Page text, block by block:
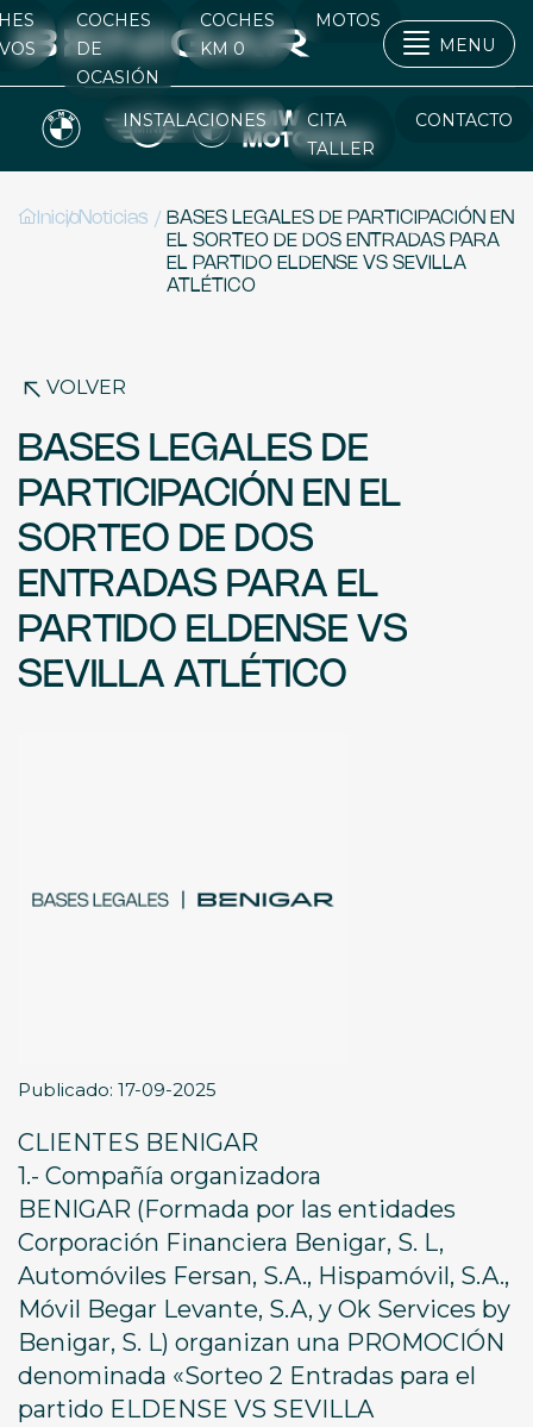
COCHES
DE
OCASIÓN
COCHES
KM 0
MOTOS
MENU
INSTALACIONES
CITA
TALLER
CONTACTO
Inicio
/ Noticias / BASES LEGALES DE PARTICIPACIÓN EN
EL SORTEO DE DOS ENTRADAS PARA
EL PARTIDO ELDENSE VS SEVILLA
ATLÉTICO
VOLVER
BASES LEGALES DE
PARTICIPACIÓN EN EL
SORTEO DE DOS
ENTRADAS PARA EL
PARTIDO ELDENSE VS
SEVILLA ATLÉTICO
Publicado: 17-09-2025
CLIENTES BENIGAR
1.- Compañía organizadora
BENIGAR (Formada por las entidades
Corporación Financiera Benigar, S. L,
Automóviles Fersan, S.A., Hispamóvil, S.A.,
Móvil Begar Levante, S.A, y Ok Services by
Benigar, S. L) organizan una PROMOCIÓN
denominada «Sorteo 2 Entradas para el
partido ELDENSE VS SEVILLA